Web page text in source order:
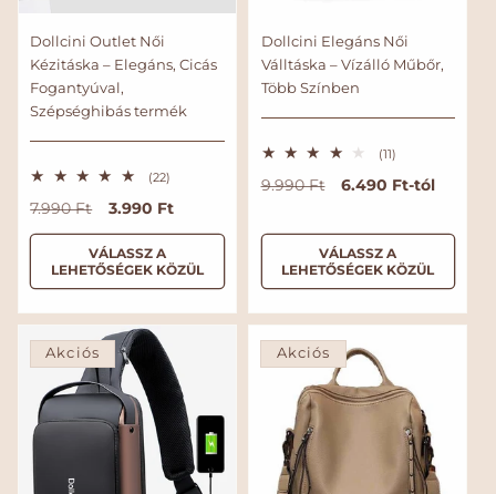
Dollcini Outlet Női
Kézitáska – Elegáns, Cicás
Fogantyúval,
Szépséghibás termék
(22)2
ö
s
e
s
r
k
e
N
o
á
l
á
r
7.990 Ft
A
k
c
i
ó
s
á
r
3.990 Ft
VÁLASSZ A
LEHETŐSÉGEK KÖZÜL
Dollcini Elegáns Női
Válltáska – Vízálló Műbőr,
Több Színben
(11)1
ö
z
s
é
r
é
é
s
N
r
l
á
r
9.990 Ft
A
c
i
ó
s
á
r
6.490 Ft-tól
VÁLASSZ A
LEHETŐSÉGEK KÖZÜL
Akciós Akciós